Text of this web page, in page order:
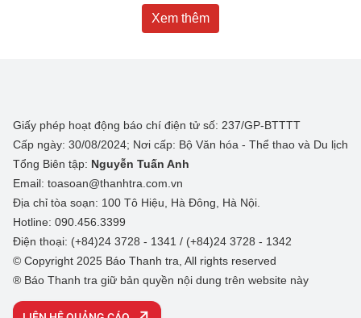
Xem thêm
Giấy phép hoạt động báo chí điện tử số: 237/GP-BTTTT
Cấp ngày: 30/08/2024; Nơi cấp: Bộ Văn hóa - Thể thao và Du lịch
Tổng Biên tập: Nguyễn Tuấn Anh
Email: toasoan@thanhtra.com.vn
Địa chỉ tòa soạn: 100 Tô Hiệu, Hà Đông, Hà Nội.
Hotline: 090.456.3399
Điện thoại: (+84)24 3728 - 1341 / (+84)24 3728 - 1342
© Copyright 2025 Báo Thanh tra, All rights reserved
® Báo Thanh tra giữ bản quyền nội dung trên website này